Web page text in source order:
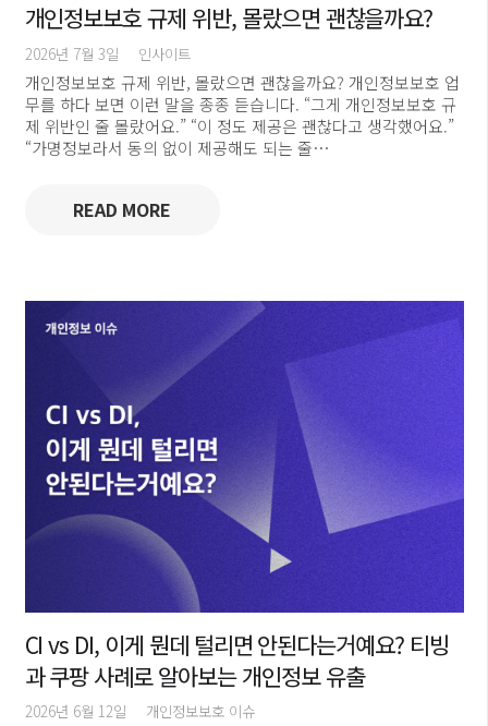
개인정보보호 규제 위반, 몰랐으면 괜찮을까요?
2026년 7월 3일 인사이트
개인정보보호 규제 위반, 몰랐으면 괜찮을까요? 개인정보보호 업
무를 하다 보면 이런 말을 종종 듣습니다. “그게 개인정보보호 규
제 위반인 줄 몰랐어요.” “이 정도 제공은 괜찮다고 생각했어요.”
“가명정보라서 동의 없이 제공해도 되는 줄…
READ MORE
CI vs DI, 이게 뭔데 털리면 안된다는거예요? 티빙
과 쿠팡 사례로 알아보는 개인정보 유출
2026년 6월 12일 개인정보보호 이슈